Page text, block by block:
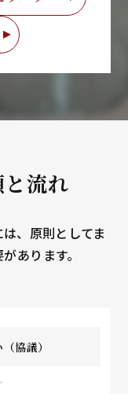
流れ
、原則としてま
あります。
協議）